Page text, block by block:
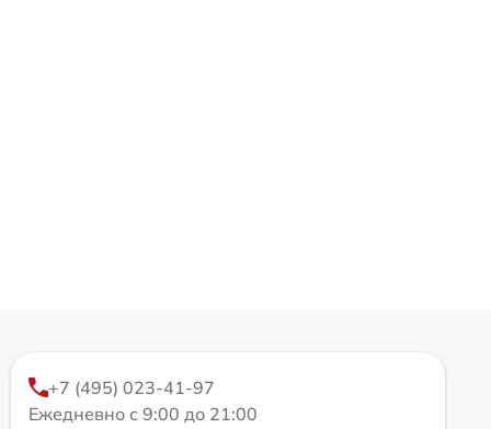
+7 (495) 023-41-97
Ежедневно с 9:00 до 21:00